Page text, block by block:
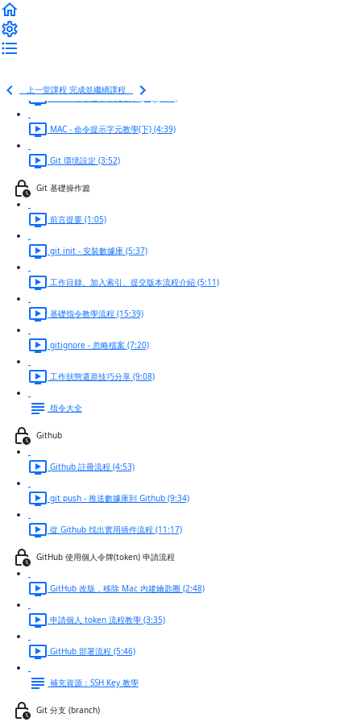
上一堂課程 完成並繼續課程
MAC - 命令提示字元教學 (上) (8:53)
MAC - 命令提示字元教學(下) (4:39)
Git 環境設定 (3:52)
Git 基礎操作篇
前言提要 (1:05)
git init - 安裝數據庫 (5:37)
工作目錄、加入索引、提交版本流程介紹 (5:11)
基礎指令教學流程 (15:39)
gitignore - 忽略檔案 (7:20)
工作狀態還原技巧分享 (9:08)
指令大全
Github
Github 註冊流程 (4:53)
git push - 推送數據庫到 Github (9:34)
從 Github 找出實用插件流程 (11:17)
GitHub 使用個人令牌(token) 申請流程
GitHub 改版，移除 Mac 內建鑰匙圈 (2:48)
申請個人 token 流程教學 (3:35)
GitHub 部署流程 (5:46)
補充資源：SSH Key 教學
Git 分支 (branch)